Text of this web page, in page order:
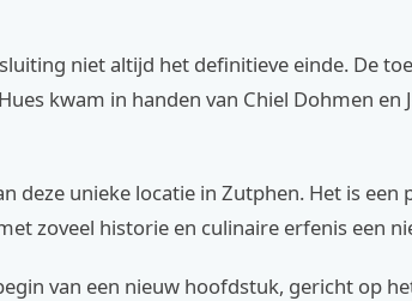
niet altijd het definitieve einde. De
kwam in handen van Chiel Dohmen en
deze unieke locatie in Zutphen. Het is een
zoveel historie en culinaire erfenis een
van een nieuw hoofdstuk, gericht op